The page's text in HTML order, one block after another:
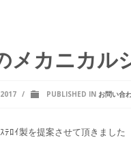
メカニカル
/ PUBLISHED IN お問い合
ﾃﾛｲ製を提案させて頂きました